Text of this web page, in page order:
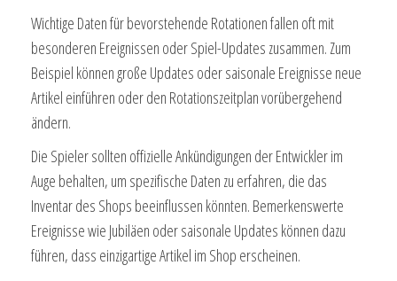
Wichtige Daten für bevorstehende Rotationen fallen oft mit
besonderen Ereignissen oder Spiel-Updates zusammen. Zum
Beispiel können große Updates oder saisonale Ereignisse neue
Artikel einführen oder den Rotationszeitplan vorübergehend
ändern.
Die Spieler sollten offizielle Ankündigungen der Entwickler im
Auge behalten, um spezifische Daten zu erfahren, die das
Inventar des Shops beeinflussen könnten. Bemerkenswerte
Ereignisse wie Jubiläen oder saisonale Updates können dazu
führen, dass einzigartige Artikel im Shop erscheinen.